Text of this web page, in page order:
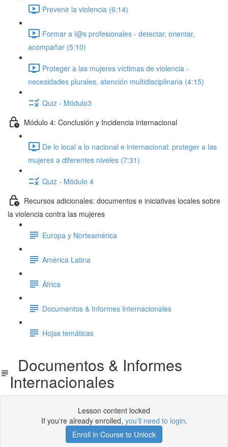
Prevenir la violencia (6:14)
Formar a l@s profesionales - detectar, orientar,
acompañar (5:10)
Proteger a las mujeres víctimas de violencia -
necesidades plurales, atención multidisciplinaria (4:15)
Quiz - Módulo3
Módulo 4: Conclusión y Incidencia internacional
De lo local a lo nacional e internacional: proteger a las
mujeres a diferentes niveles (7:31)
Quiz - Módulo 4
Recursos adicionales: documentos e iniciativas locales sobre
la violencia contra las mujeres
Europa y Norteamérica
América Latina
África
Documentos & Informes Internacionales
Hojas temáticas
Documentos & Informes
Internacionales
Lesson content locked
If you're already enrolled, you'll need to login.
Enroll in Course to Unlock